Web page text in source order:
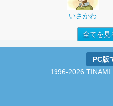
いさかわ
全てを見
PC版
1996-2026